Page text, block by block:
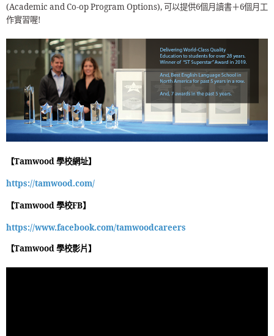
(Academic and Co-op Program Options), 可以提供6個月讀書＋6個月工
作實習喔!
【Tamwood 學校網址】
https://tamwood.com/
【Tamwood 學校FB】
https://www.facebook.com/tamwoodcareers
【Tamwood 學校影片】